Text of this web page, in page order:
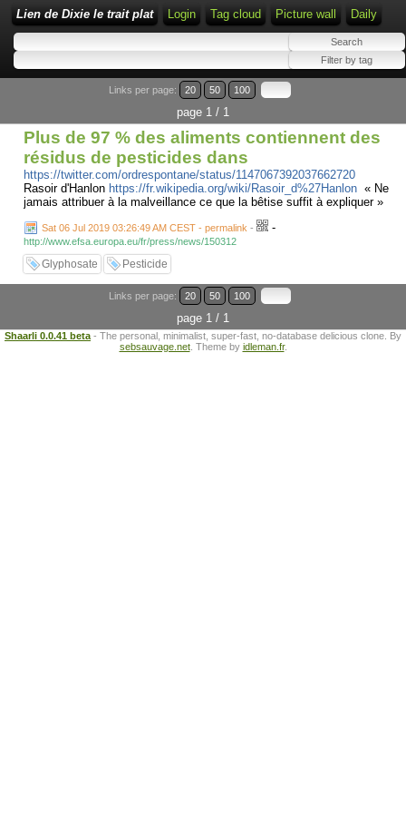
Lien de Dixie le trait plat Login Tag cloud Picture wall Daily
Links per page: 20 50 100
page 1 / 1
Plus de 97 % des aliments contiennent des
résidus de pesticides dans
https://twitter.com/ordrespontane/status/1147067392037662720
Rasoir d'Hanlon https://fr.wikipedia.org/wiki/Rasoir_d%27Hanlon « Ne
jamais attribuer à la malveillance ce que la bêtise suffit à expliquer »
Sat 06 Jul 2019 03:26:49 AM CEST - permalink - -
http://www.efsa.europa.eu/fr/press/news/150312
Glyphosate Pesticide
Links per page: 20 50 100
page 1 / 1
Shaarli 0.0.41 beta - The personal, minimalist, super-fast, no-database delicious clone. By
sebsauvage.net. Theme by idleman.fr.